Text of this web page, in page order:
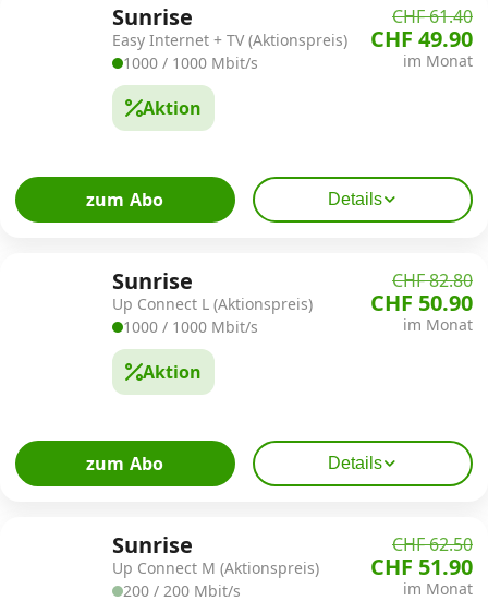
Über uns
Datenschutz·AGB·Impressum
Sunrise
Easy Internet + TV (Aktionspreis)
1000 / 1000 Mbit/s
Aktion
CHF 61.40
CHF 49.90
im Monat
zum Abo Details
Sunrise
Up Connect L (Aktionspreis)
1000 / 1000 Mbit/s
Aktion
CHF 82.80
CHF 50.90
im Monat
zum Abo Details
Sunrise
Up Connect M (Aktionspreis)
200 / 200 Mbit/s
CHF 62.50
CHF 51.90
im Monat